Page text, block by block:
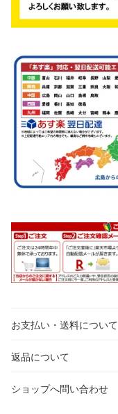
お支払い・送料について
返品について
ショップへ問い合わせ